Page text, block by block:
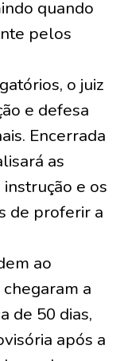
quando
pelos
o juiz
e defesa
Encerrada
as
e os
de proferir a
ao
a
de 50 dias,
após a